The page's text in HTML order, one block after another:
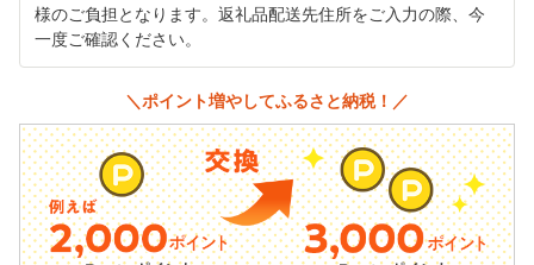
様のご負担となります。返礼品配送先住所をご入力の際、今
一度ご確認ください。
＼ポイント増やしてふるさと納税！／